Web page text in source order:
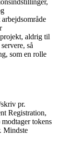
aldrig til
så
som en rolle
pr.
Registration,
tokens
Mindste